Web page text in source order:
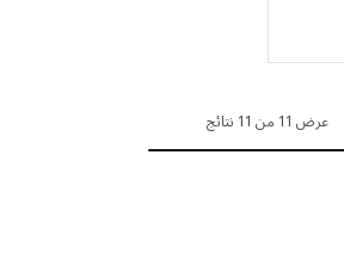
عرض 11 من 11 نتائج